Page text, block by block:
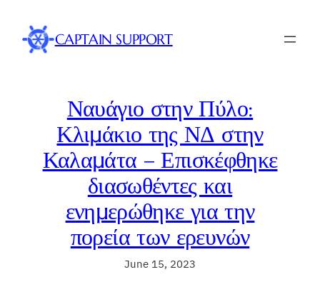
content
CAPTAIN SUPPORT
Ναυάγιο στην Πύλο:
Κλιμάκιο της ΝΔ στην
Καλαμάτα – Επισκέφθηκε
διασωθέντες και
ενημερώθηκε για την
πορεία των ερευνών
June 15, 2023